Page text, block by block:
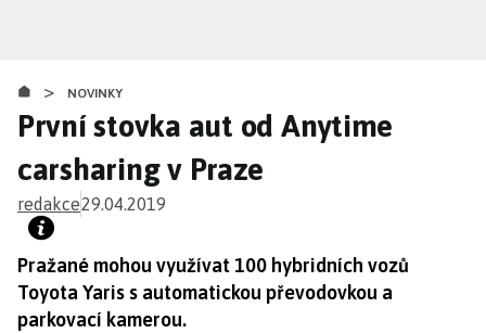
obsahu
> NOVINKY
První stovka aut od Anytime
carsharing v Praze
redakce29.04.2019
Pražané mohou využívat 100 hybridních vozů
Toyota Yaris s automatickou převodovkou a
parkovací kamerou.